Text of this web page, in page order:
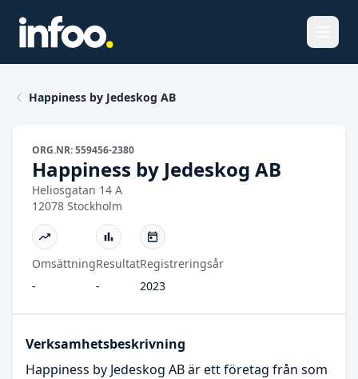
Happiness by Jedeskog AB
ORG.NR: 559456-2380
Happiness by Jedeskog AB
Heliosgatan 14 A
12078 Stockholm
Omsättning
-
Resultat
-
Registreringsår
2023
Verksamhetsbeskrivning
Happiness by Jedeskog AB är ett företag från som